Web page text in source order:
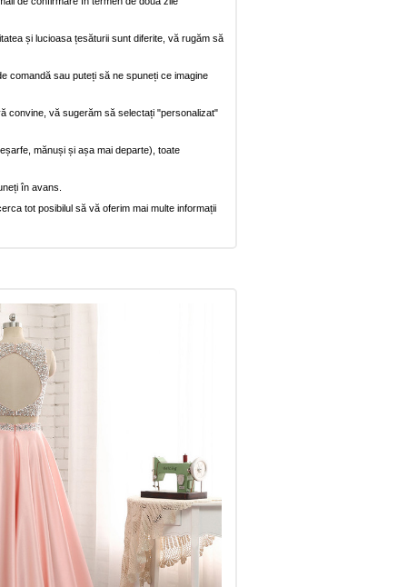
și lucioasa țesăturii sunt diferite, vă rugăm să
comandă sau puteți să ne spuneți ce imagine
convine, vă sugerăm să selectați "personalizat"
mănuși și așa mai departe), toate
în avans.
tot posibilul să vă oferim mai multe informații